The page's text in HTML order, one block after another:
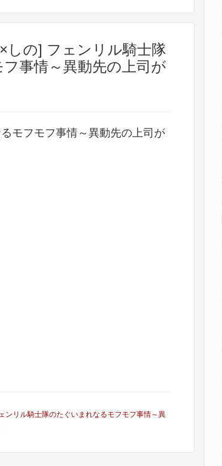
しの] フェンリル騎士隊
事情～異動先の上司が
モフモフ事情～異動先の上司が
ンリル騎士隊のたぐいまれなるモフモフ事情～異